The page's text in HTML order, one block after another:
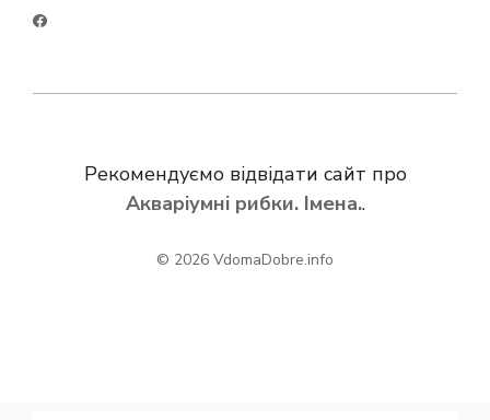
Рекомендуємо відвідати сайт про
Акваріумні рибки. Імена..
© 2026 VdomaDobre.info